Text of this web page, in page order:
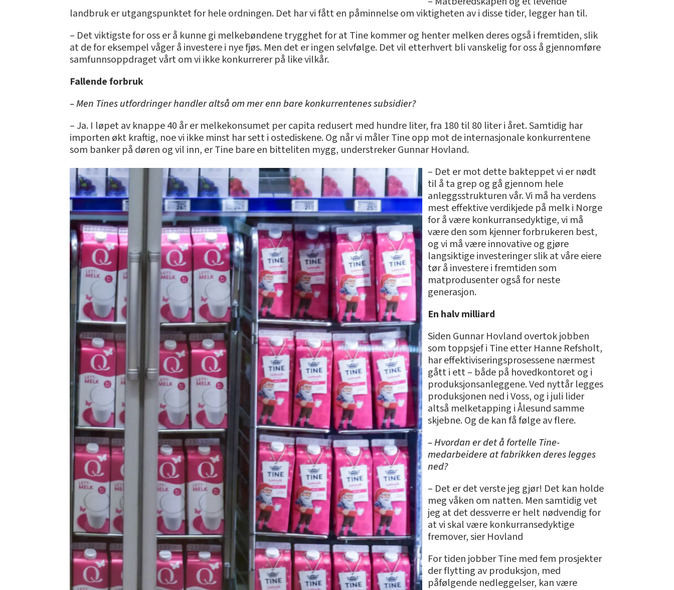
landbruk er utgangspunktet for hele ordningen. Det har vi fått en påminnelse om viktigheten av i disse tider, legger han til.
– Det viktigste for oss er å kunne gi melkebøndene trygghet for at Tine kommer og henter melken deres også i fremtiden, slik
at de for eksempel våger å investere i nye fjøs. Men det er ingen selvfølge. Det vil etterhvert bli vanskelig for oss å gjennomføre
samfunnsoppdraget vårt om vi ikke konkurrerer på like vilkår.
Fallende forbruk
– Men Tines utfordringer handler altså om mer enn bare konkurrentenes subsidier?
– Ja. I løpet av knappe 40 år er melkekonsumet per capita redusert med hundre liter, fra 180 til 80 liter i året. Samtidig har
importen økt kraftig, noe vi ikke minst har sett i ostediskene. Og når vi måler Tine opp mot de internasjonale konkurrentene
som banker på døren og vil inn, er Tine bare en bitteliten mygg, understreker Gunnar Hovland.
– Det er mot dette bakteppet vi er nødt
til å ta grep og gå gjennom hele
anleggsstrukturen vår. Vi må ha verdens
mest effektive verdikjede på melk i Norge
for å være konkurransedyktige, vi må
være den som kjenner forbrukeren best,
og vi må være innovative og gjøre
langsiktige investeringer slik at våre eiere
tør å investere i fremtiden som
matprodusenter også for neste
generasjon.
En halv milliard
Siden Gunnar Hovland overtok jobben
som toppsjef i Tine etter Hanne Refsholt,
har effektiviseringsprosessene nærmest
gått i ett – både på hovedkontoret og i
produksjonsanleggene. Ved nyttår legges
produksjonen ned i Voss, og i juli lider
altså melketapping i Ålesund samme
skjebne. Og de kan få følge av flere.
– Hvordan er det å fortelle Tine-
medarbeidere at fabrikken deres legges
ned?
– Det er det verste jeg gjør! Det kan holde
meg våken om natten. Men samtidig vet
jeg at det dessverre er helt nødvendig for
at vi skal være konkurransedyktige
fremover, sier Hovland
For tiden jobber Tine med fem prosjekter
der flytting av produksjon, med
påfølgende nedleggelser, kan være